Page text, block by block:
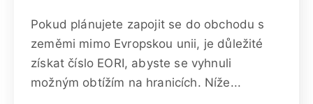
Pokud plánujete zapojit se do obchodu s
zeměmi mimo Evropskou unii, je důležité
získat číslo EORI, abyste se vyhnuli
možným obtížím na hranicích. Níže...